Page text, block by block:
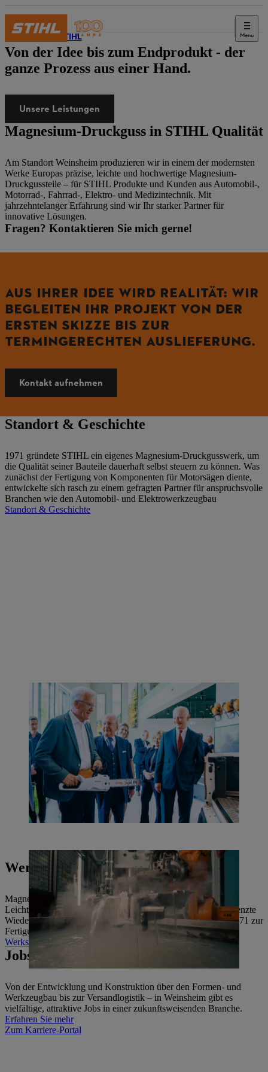
Menu
Über STIHL
Von der Idee bis zum Endprodukt - der
ganze Prozess aus einer Hand.
Unsere Leistungen
Magnesium-Druckguss in STIHL Qualität
Am Standort Weinsheim produzieren wir in einem der modernsten
Werke Europas präzise, leichte und hochwertige Magnesium-
Druckgussteile – für STIHL Produkte und Kunden aus Automobil-,
Motorrad-, Fahrrad-, Elektro- und Medizintechnik. Mit
jahrzehntelanger Erfahrung sind wir Ihr starker Partner für
innovative Lösungen.
Fragen? Kontaktieren Sie mich gerne!
AUS IHRER IDEE WIRD REALITÄT: WIR
BEGLEITEN IHR PROJEKT VON DER
ERSTEN SKIZZE BIS ZUR
TERMINGERECHTEN AUSLIEFERUNG.
Kontakt aufnehmen
Standort & Geschichte
1971 gründete STIHL ein eigenes Magnesium-Druckgusswerk, um
die Qualität seiner Bauteile dauerhaft selbst steuern zu können. Was
zunächst der Fertigung von Komponenten für Motorsägen diente,
entwickelte sich rasch zu einem gefragten Partner für anspruchsvolle
Branchen wie den Automobil- und Elektrowerkzeugbau
Standort & Geschichte
Werkstoff & Verfahren
Magnesium kombiniert innovative Technik mit nachhaltigem
Leichtbau: Geringes Gewicht, hohe Belastbarkeit und unbegrenzte
Wiederverwertbarkeit. Daher nutzen wir den Werkstoff seit 1971 zur
Fertigung vielfältiger Produkte.
Werkstoff & Verfahren
Jobs & Karriere
Von der Entwicklung und Konstruktion über den Formen- und
Werkzeugbau bis zur Versandlogistik – in Weinsheim gibt es
vielfältige, attraktive Jobs in einer zukunftsweisenden Branche.
Erfahren Sie mehr
Zum Karriere-Portal